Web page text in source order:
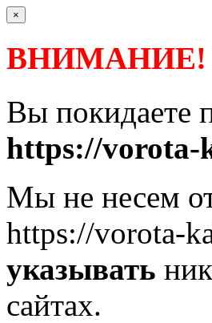
×
ВНИМАНИЕ!
Вы покидаете
https://
Мы не несем
https://vorota-
указывать
сайтах.